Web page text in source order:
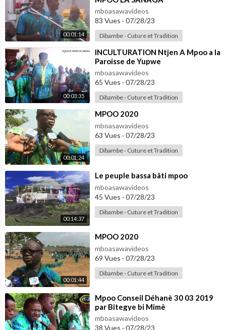
00:01:14
mboasawavideos
83 Vues · 07/28/23
Dibambe - Cuture et Tradition
00:03:35
⁣INCULTURATION Ntjen A Mpoo a la
Paroisse de Yupwe
mboasawavideos
65 Vues · 07/28/23
Dibambe - Cuture et Tradition
00:01:24
⁣MPOO 2020
mboasawavideos
63 Vues · 07/28/23
Dibambe - Cuture et Tradition
00:14:37
⁣Le peuple bassa bâti mpoo
mboasawavideos
45 Vues · 07/28/23
Dibambe - Cuture et Tradition
00:01:44
⁣MPOO 2020
mboasawavideos
69 Vues · 07/28/23
Dibambe - Cuture et Tradition
⁣Mpoo Conseil Déhanè 30 03 2019
par Bitegye bi Mimè
mboasawavideos
38 Vues · 07/28/23